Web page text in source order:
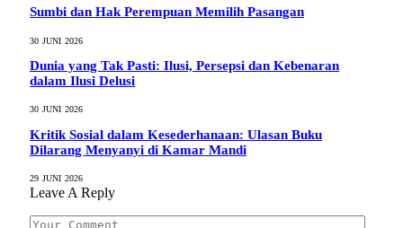
Sumbi dan Hak Perempuan Memilih Pasangan
30 JUNI 2026
Dunia yang Tak Pasti: Ilusi, Persepsi dan Kebenaran
dalam Ilusi Delusi
30 JUNI 2026
Kritik Sosial dalam Kesederhanaan: Ulasan Buku
Dilarang Menyanyi di Kamar Mandi
29 JUNI 2026
Leave A Reply